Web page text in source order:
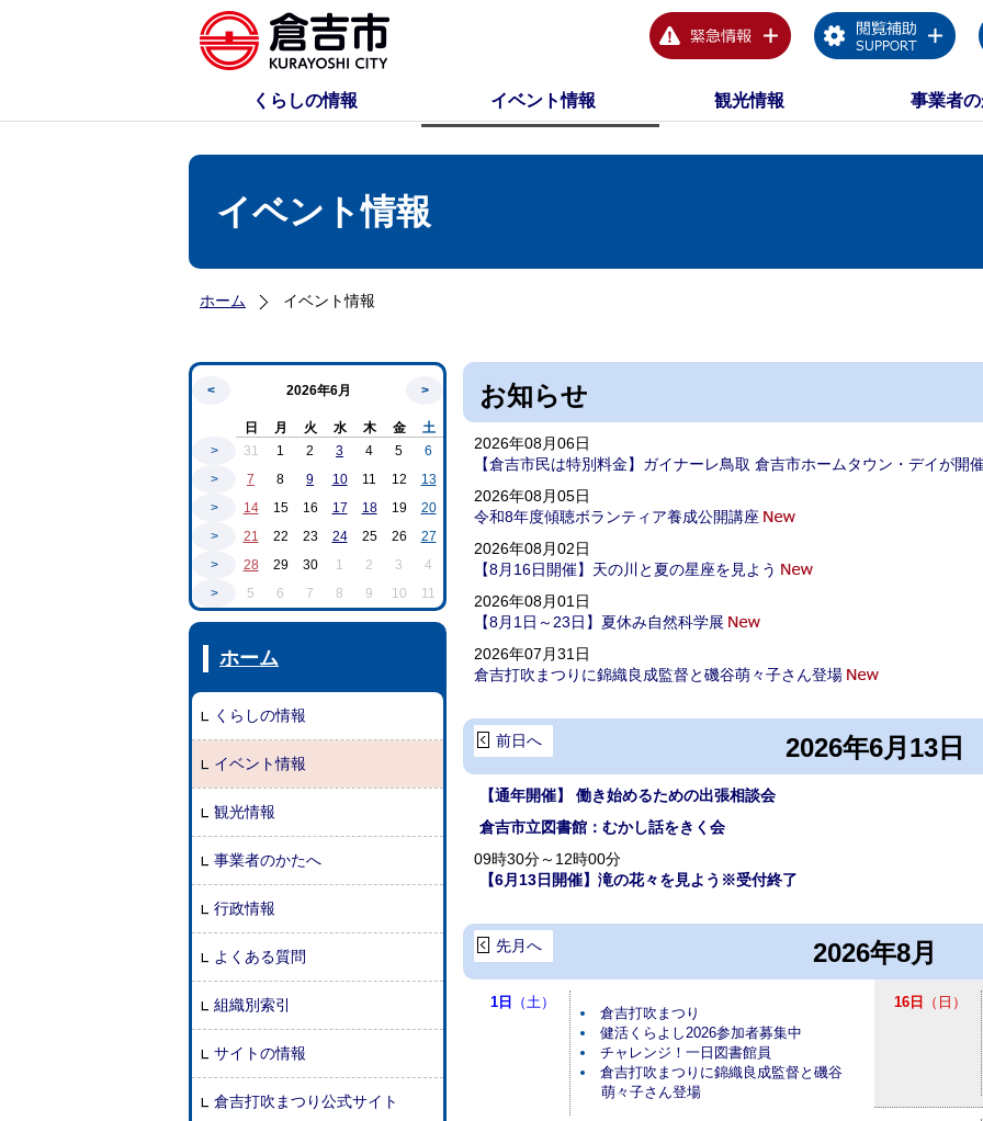
くらしの情報 イベント情報 観光情報 事業者
イベント情報
ホーム イベント情報
< 2026年6月 >
日 月 火 水 木 金
土
>
31 1 2 3 4 5
6
>
7 8 9 10 11 12
13
>
14 15 16 17 18 19
20
>
21 22 23 24 25 26
27
>
28 29 30 1 2 3
4
>
5 6 7 8 9 10 11
ホーム
くらしの情報
イベント情報
観光情報
事業者のかたへ
行政情報
よくある質問
組織別索引
サイトの情報
倉吉打吹まつり公式サイト
お知らせ
2026年08月06日
【倉吉市民は特別料金】ガイナーレ鳥取 倉吉市ホームタウン・デイが開
2026年08月05日
令和8年度傾聴ボランティア養成公開講座
2026年08月02日
【8月16日開催】天の川と夏の星座を見よう
2026年08月01日
【8月1日～23日】夏休み自然科学展
2026年07月31日
倉吉打吹まつりに錦織良成監督と磯谷萌々子さん登場
2026年6月13日
前日へ
【通年開催】 働き始めるための出張相談会
倉吉市立図書館：むかし話をきく会
09時30分～12時00分
【6月13日開催】滝の花々を見よう※受付終了
2026年8月
先月へ
1日 （土）
倉吉打吹まつり
健活くらよし2026参加者募集中
チャレンジ！一日図書館員
倉吉打吹まつりに錦織良成監督と磯谷
萌々子さん登場
16日 （日）